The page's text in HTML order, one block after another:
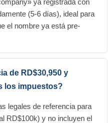
ya registrada con
(5-6 días), ideal para
el nombre ya está pre-
de RD$30,950 y
los impuestos?
legales de referencia para
RD$100k) y no incluyen el